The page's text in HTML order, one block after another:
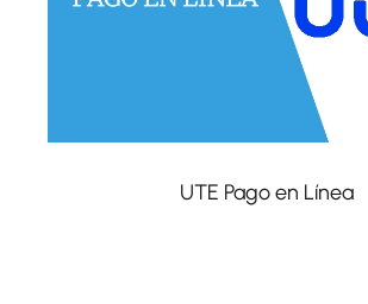
UTE Pago en Línea